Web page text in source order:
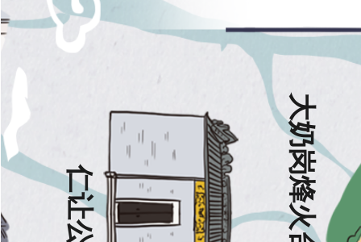
仁让公局